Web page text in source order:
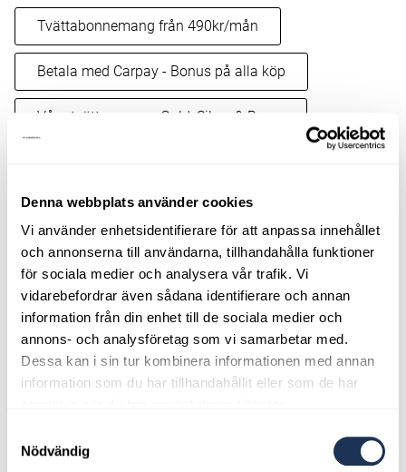
Denna webbplats använder cookies
Vi använder enhetsidentifierare för att anpassa innehållet
och annonserna till användarna, tillhandahålla funktioner
för sociala medier och analysera vår trafik. Vi
vidarebefordrar även sådana identifierare och annan
information från din enhet till de sociala medier och
annons- och analysföretag som vi samarbetar med.
Dessa kan i sin tur kombinera informationen med annan
information som du har tillhandahållit eller som de har
Nödvändig
Tvättabonnemang från 490kr/mån
Betala med Carpay - Bonus på alla köp
Våra tvättprogram: Guld, Silver & Brons
Våra öppettider
Vårt tvättanläggning är öppet dygnet runt.